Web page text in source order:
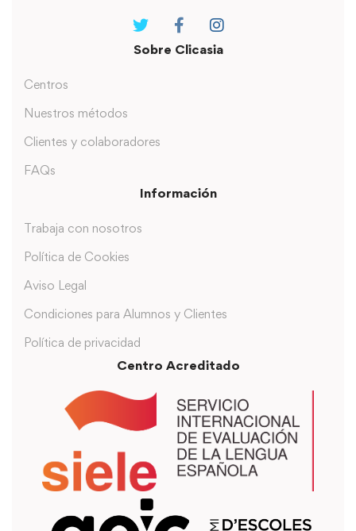
Sobre Clicasia
Centros
Nuestros métodos
Clientes y colaboradores
FAQs
Información
Trabaja con nosotros
Política de Cookies
Aviso Legal
Condiciones para Alumnos y Clientes
Política de privacidad
Centro Acreditado